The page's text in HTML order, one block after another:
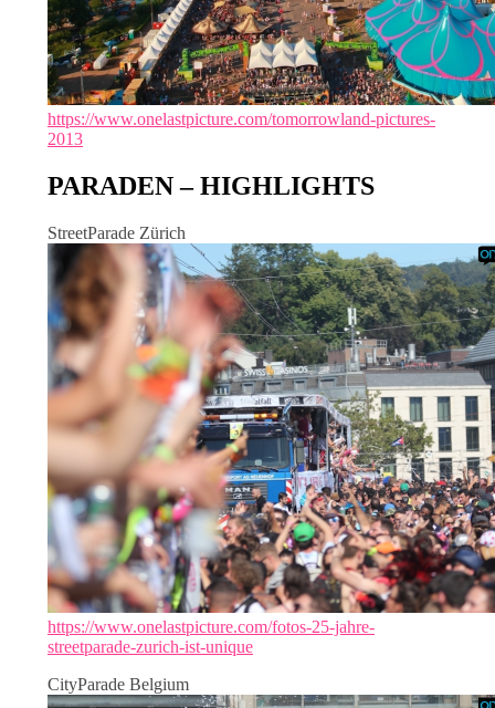
https://www.onelastpicture.com/tomorrowland-pictures-
2013
PARADEN – HIGHLIGHTS
StreetParade Zürich
https://www.onelastpicture.com/fotos-25-jahre-
streetparade-zurich-ist-unique
CityParade Belgium